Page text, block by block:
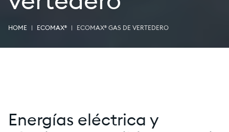
HOME ECOMAX® ECOMAX® GAS DE VERTEDERO
Energías eléctrica y